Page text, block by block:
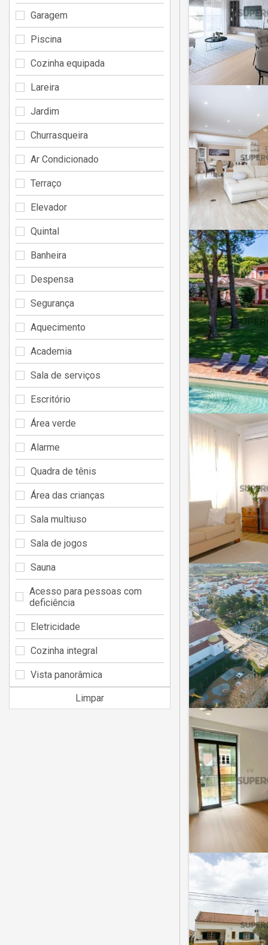
Garagem
Piscina
Cozinha equipada
Lareira
Jardim
Churrasqueira
Ar Condicionado
Terraço
Elevador
Quintal
Banheira
Despensa
Segurança
Aquecimento
Academia
Sala de serviços
Escritório
Área verde
Alarme
Quadra de tênis
Área das crianças
Sala multiuso
Sala de jogos
Sauna
Acesso para pessoas com
deficiência
Eletricidade
Cozinha integral
Vista panorâmica
Limpar